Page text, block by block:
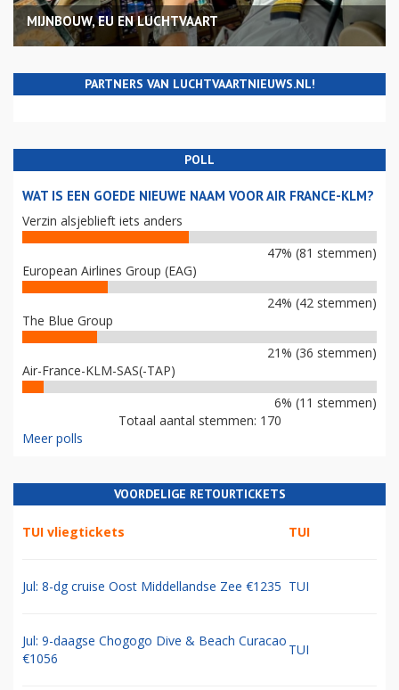
MIJNBOUW, EU EN LUCHTVAART
PARTNERS VAN LUCHTVAARTNIEUWS.NL!
POLL
WAT IS EEN GOEDE NIEUWE NAAM VOOR AIR FRANCE-KLM?
Verzin alsjeblieft iets anders
47% (81 stemmen)
European Airlines Group (EAG)
24% (42 stemmen)
The Blue Group
21% (36 stemmen)
Air-France-KLM-SAS(-TAP)
6% (11 stemmen)
Totaal aantal stemmen: 170
Meer polls
VOORDELIGE RETOURTICKETS
TUI vliegtickets TUI
Jul: 8-dg cruise Oost Middellandse Zee €1235 TUI
Jul: 9-daagse Chogogo Dive & Beach Curacao
€1056
TUI